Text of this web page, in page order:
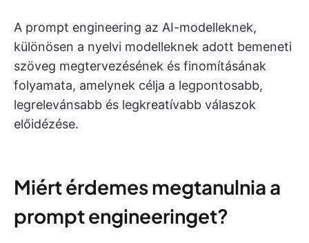
A prompt engineering az AI-modelleknek,
különösen a nyelvi modelleknek adott bemeneti
szöveg megtervezésének és finomításának
folyamata, amelynek célja a legpontosabb,
legrelevánsabb és legkreatívabb válaszok
előidézése.
Miért érdemes megtanulnia a
prompt engineeringet?